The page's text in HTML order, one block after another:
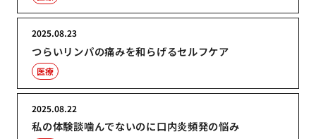
つらいリンパの痛みを和らげるセルフケア
2025.08.23
医療
私の体験談噛んでないのに口内炎頻発の悩み
2025.08.22